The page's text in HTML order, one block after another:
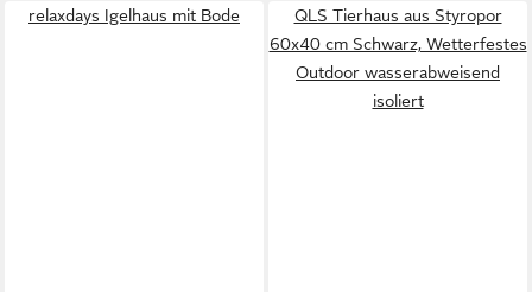
relaxdays Igelhaus mit Bode
QLS Tierhaus aus Styropor
60x40 cm Schwarz, Wetterfestes
Outdoor wasserabweisend
isoliert